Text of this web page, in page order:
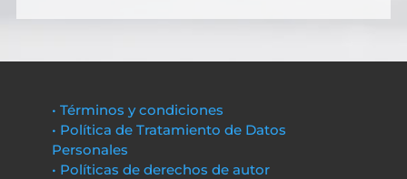
• Términos y condiciones
• Política de Tratamiento de Datos
Personales
• Políticas de derechos de autor